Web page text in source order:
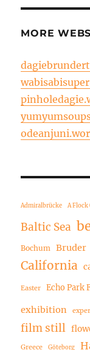
MORE
Admiralbrücke A Flock
Baltic Sea
Bochum Bruder
California
Easter Echo Park
exhibition
film still
Greece Göteborg